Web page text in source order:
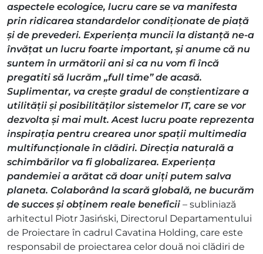
aspectele ecologice, lucru care se va manifesta
prin ridicarea standardelor condiționate de piață
și de prevederi. Experiența muncii la distanță ne-a
învățat un lucru foarte important, și anume că nu
suntem în următorii ani si ca nu vom fi încă
pregatiti să lucrăm „full time” de acasă.
Suplimentar, va crește gradul de conștientizare a
utilității și posibilităților sistemelor IT, care se vor
dezvolta și mai mult. Acest lucru poate reprezenta
inspirația pentru crearea unor spații multimedia
multifuncționale în clădiri. Direcția naturală a
schimbărilor va fi globalizarea. Experiența
pandemiei a arătat că doar uniți putem salva
planeta. Colaborând la scară globală, ne bucurăm
de succes și obținem reale beneficii – subliniază
arhitectul Piotr Jasiński, Directorul Departamentului
de Proiectare în cadrul Cavatina Holding, care este
responsabil de proiectarea celor două noi clădiri de